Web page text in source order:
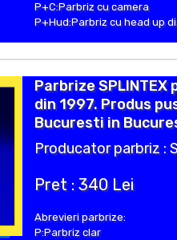
P+C:Parbriz cu camera
P+Hud:Parbriz cu head up
Parbrize SPLINTEX
din 1997. Produs
Bucuresti in
Producator parbriz :
Pret : 340 Lei
Abrevieri parbrize:
P:Parbriz clar